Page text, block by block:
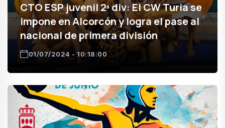
CTO ESP juvenil 2ª div: El CW Turia se
impone en Alcorcón y logra el pase al
nacional de primera división
01/07/2024 - 10:18:00